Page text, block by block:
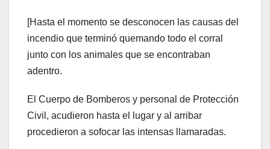
[Hasta el momento se desconocen las causas del
incendio que terminó quemando todo el corral
junto con los animales que se encontraban
adentro.
El Cuerpo de Bomberos y personal de Protección
Civil, acudieron hasta el lugar y al arribar
procedieron a sofocar las intensas llamaradas.